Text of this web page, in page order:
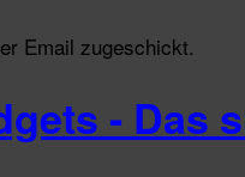
Email zugeschickt.